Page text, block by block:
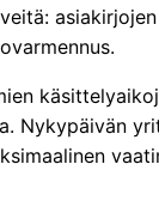
Nykypäivän